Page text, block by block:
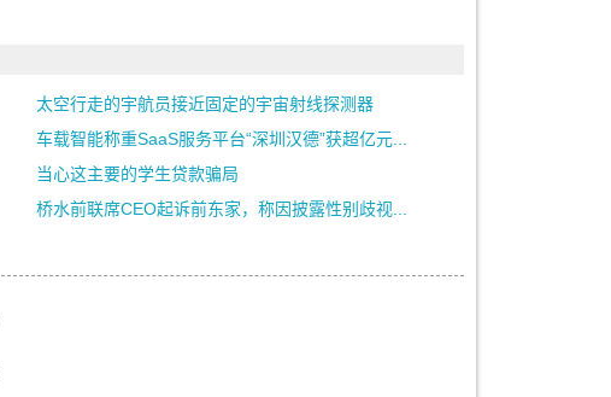
太空行走的宇航员接近固定的宇宙射线探测器
车载智能称重SaaS服务平台“深圳汉德”获超亿元...
当心这主要的学生贷款骗局
桥水前联席CEO起诉前东家，称因披露性别歧视...